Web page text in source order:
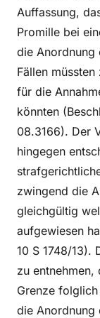
Auffassung,
Promille bei
die Anordnung
Fällen
für die
könnten
08.3166). Der
hingegen
zwingend die
gleichgültig
aufgewiesen
10 S 1748/13).
zu
Grenze
die Anordnung